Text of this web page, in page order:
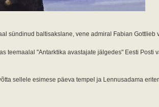
sündinud baltisakslane, vene admiral Fabian Gottlieb
teemaalal "Antarktika avastajate jälgedes" Eesti Posti
sellele esimese päeva tempel ja Lennusadama